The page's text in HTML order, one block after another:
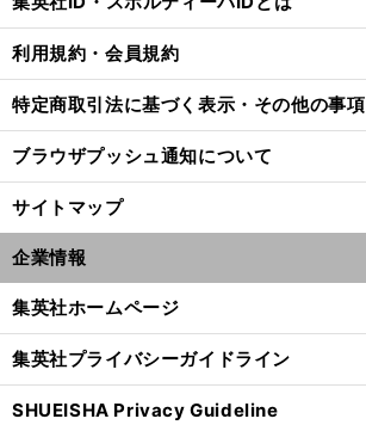
利用規約・会員規約
特定商取引法に基づく表示・その他の事項
ブラウザプッシュ通知について
サイトマップ
企業情報
集英社ホームページ
集英社プライバシーガイドライン
SHUEISHA Privacy Guideline